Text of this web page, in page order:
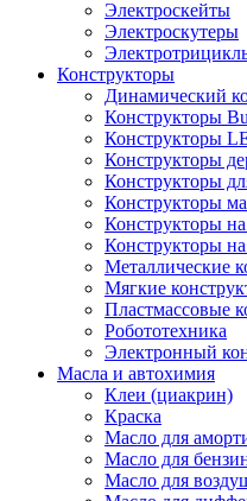
Электроскейты
Электроскутеры
Конструкторы
Динамический
Конструкторы
Конструкторы
Конструкторы
Конструкторы
Конструкторы
Конструкторы
Конструкторы
Металлические
Мягкие
Пластмассовые
Робототехника
Электронный
Масла и автохимия
Клеи (циакрин)
Краска
Масло для
Масло для
Масло для